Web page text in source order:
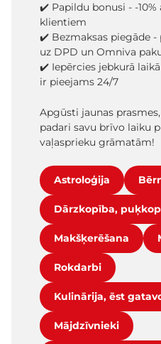
✔️ Papildu bonusi - -
klientiem
✔️ Bezmaksas piegāde
uz DPD un Omniva
✔️ Iepērcies jebkurā
ir pieejams 24/7
Apgūsti jaunas
padari savu brīvo laiku
vaļasprieku grāmatām!
Astroloģija
Dārzkopība,
Makšķerēšana
Rokdarbi
Kulinārija, ēst
Mājdzīvnieki